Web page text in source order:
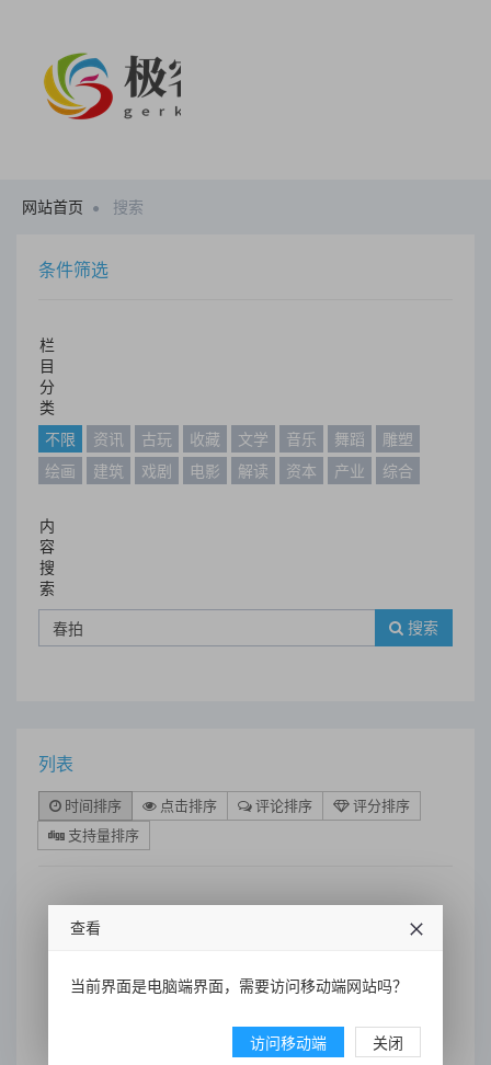
网站首页 搜索
条件筛选
栏
目
分
类
不限
资讯 古玩 收藏 文学 音乐 舞蹈
雕塑
绘画
建筑 戏剧 电影 解读 资本 产业 综合
内
容
搜
索
搜索
列表
时间排序 点击排序 评论排序
评分排序
支持量排序
2021西泠春拍9.6亿元落槌：标
中国书画古代作品暨明清信札手迹专
品专场成交率100%、成交额近1亿
查看
当前界面是电脑端界面，需要访问移动端网站吗？
访问移动端 关闭